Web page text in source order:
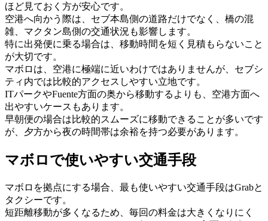
ほど見ておく方が安心です。
空港へ向かう際は、セブ本島側の道路だけでなく、橋の混
雑、マクタン島側の交通状況も影響します。
特に出発便に乗る場合は、移動時間を短く見積もらないこと
が大切です。
マボロは、空港に極端に近いわけではありませんが、セブシ
ティ内では比較的アクセスしやすい立地です。
ITパークやFuente方面の奥から移動するよりも、空港方面へ
出やすいケースもあります。
早朝便の場合は比較的スムーズに移動できることが多いです
が、夕方から夜の時間帯は余裕を持つ必要があります。
マボロで使いやすい交通手段
マボロを拠点にする場合、最も使いやすい交通手段はGrabと
タクシーです。
短距離移動が多くなるため、毎回の料金は大きくなりにく